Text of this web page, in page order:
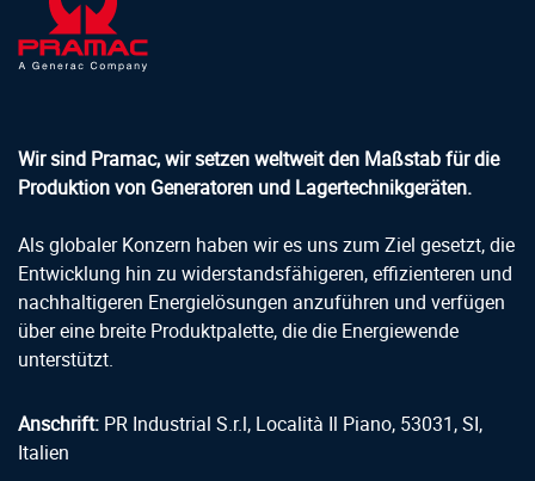
Wir sind Pramac, wir setzen weltweit den Maßstab für die
Produktion von Generatoren und Lagertechnikgeräten.
Als globaler Konzern haben wir es uns zum Ziel gesetzt, die
Entwicklung hin zu widerstandsfähigeren, effizienteren und
nachhaltigeren Energielösungen anzuführen und verfügen
über eine breite Produktpalette, die die Energiewende
unterstützt.
Anschrift: PR Industrial S.r.l, Località Il Piano, 53031, SI,
Italien